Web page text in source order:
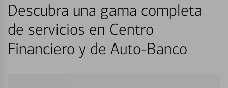
Descubra una gama completa
de servicios en Centro
Financiero y de Auto-Banco